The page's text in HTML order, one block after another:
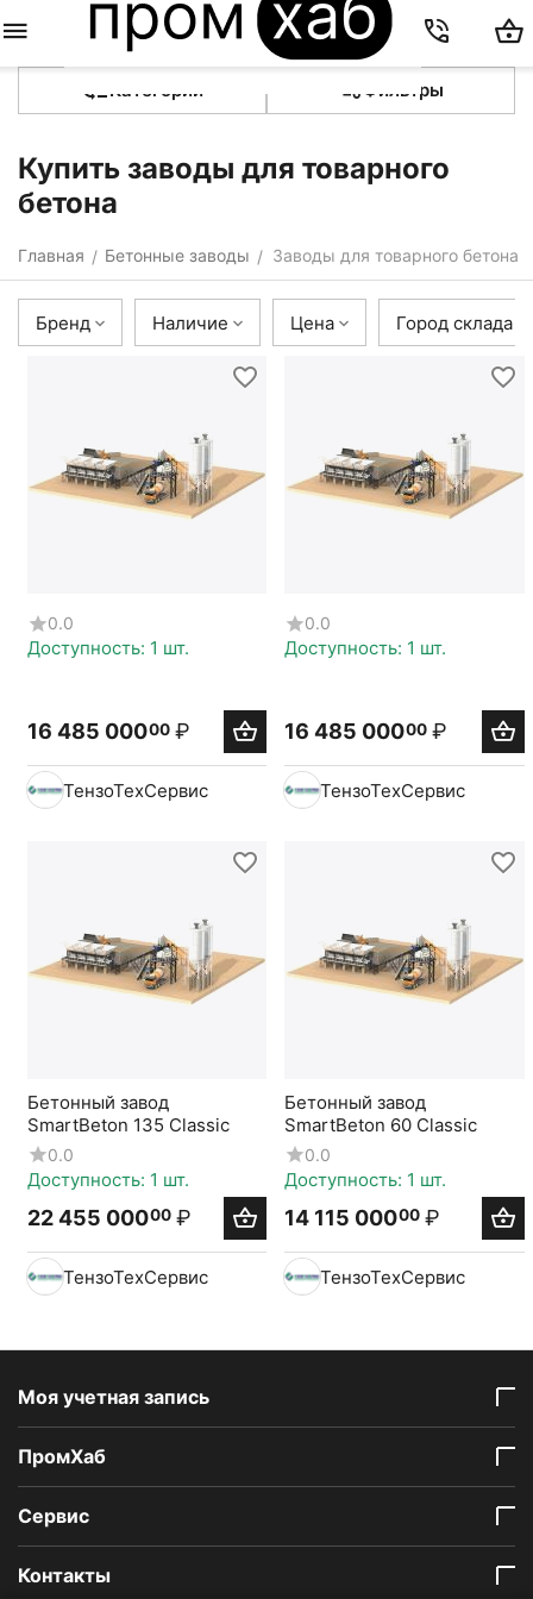
Категории Фильтры
Купить заводы для товарного
бетона
Главная / Бетонные заводы / Заводы для товарного бетона
Бренд Наличие Цена Город склада
0.0
Доступность: 1 шт.
16 485 00000 ₽
ТензоТехСервис
0.0
Доступность: 1 шт.
16 485 00000 ₽
ТензоТехСервис
Бетонный завод
SmartBeton 135 Classic
0.0
Доступность: 1 шт.
22 455 00000 ₽
ТензоТехСервис
Бетонный завод
SmartBeton 60 Classic
0.0
Доступность: 1 шт.
14 115 00000 ₽
ТензоТехСервис
Моя учетная запись
ПромХаб
Сервис
Контакты